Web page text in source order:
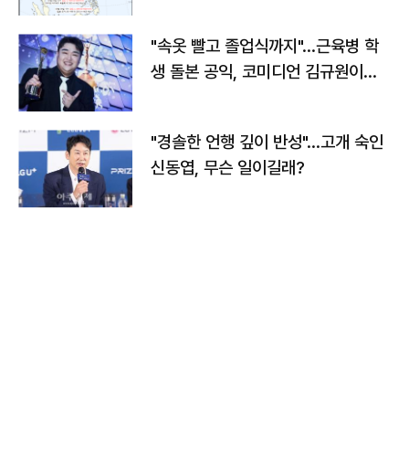
"속옷 빨고 졸업식까지"…근육병 학
생 돌본 공익, 코미디언 김규원이었
"경솔한 언행 깊이 반성"…고개 숙인
신동엽, 무슨 일이길래?